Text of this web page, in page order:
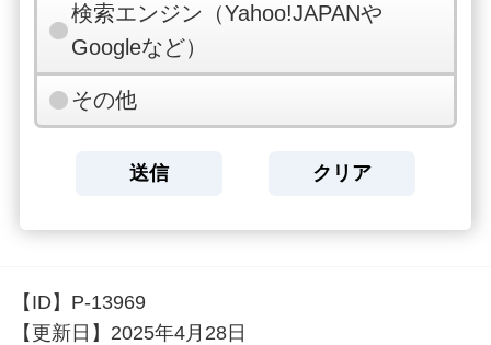
検索エンジン（Yahoo!JAPANや
Googleなど）
その他
【ID】 P-13969
【更新日】 2025年4月28日